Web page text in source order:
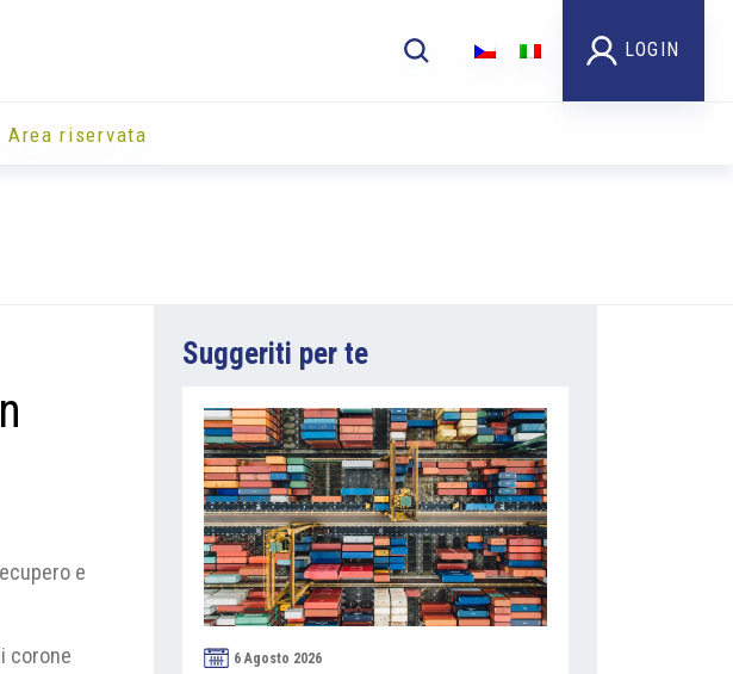
LOGIN
Area riservata
e
corone
Suggeriti per te
6 Agosto 2026